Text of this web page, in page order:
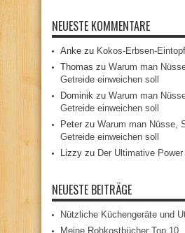
NEUESTE KOMMENTARE
Anke zu Kokos-Erbsen-Eintopf
Thomas zu Warum man
Getreide einweichen soll
Dominik zu Warum man
Getreide einweichen soll
Peter zu Warum man Nüsse,
Getreide einweichen soll
Lizzy zu Der Ultimative
NEUESTE BEITRÄGE
Nützliche Küchengeräte und
Meine Rohkostbücher Top 10